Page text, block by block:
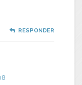
RESPONDER